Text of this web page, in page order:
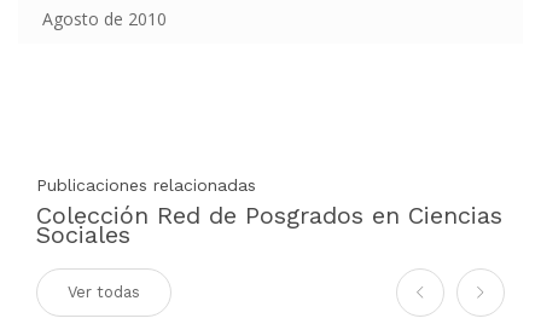
Agosto de 2010
Publicaciones relacionadas
Colección Red de Posgrados en Ciencias
Sociales
Ver todas